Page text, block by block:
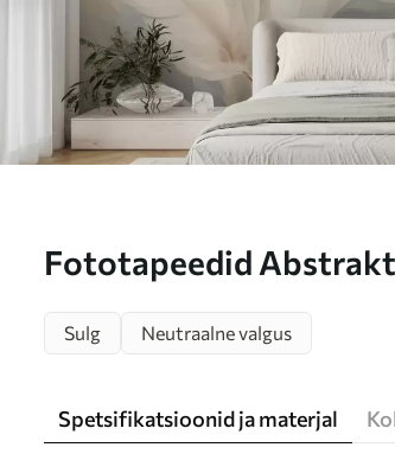
Fototapeedid
Sulg
Neutraalne valgus
Spetsifikatsioonid ja materjal